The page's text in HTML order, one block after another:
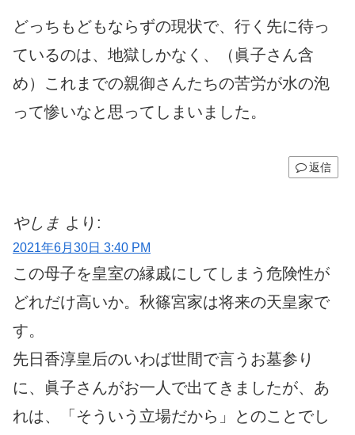
どっちもどもならずの現状で、行く先に待っ
ているのは、地獄しかなく、（眞子さん含
め）これまでの親御さんたちの苦労が水の泡
って惨いなと思ってしまいました。
返信
やしま より:
2021年6月30日 3:40 PM
この母子を皇室の縁戚にしてしまう危険性が
どれだけ高いか。秋篠宮家は将来の天皇家で
す。
先日香淳皇后のいわば世間で言うお墓参り
に、眞子さんがお一人で出てきましたが、あ
れは、「そういう立場だから」とのことでし